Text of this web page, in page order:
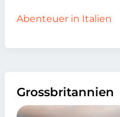
Abenteuer in Italien
Grossbritannien